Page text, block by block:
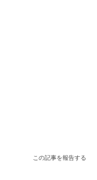
この記事を報告する